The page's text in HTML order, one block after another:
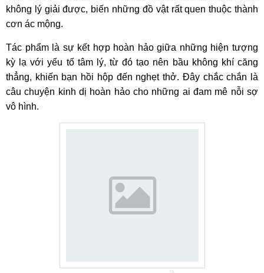
không lý giải được, biến những đồ vật rất quen thuộc thành
cơn ác mộng.
Tác phẩm là sự kết hợp hoàn hảo giữa những hiện tượng
kỳ lạ với yếu tố tâm lý, từ đó tạo nên bầu không khí căng
thẳng, khiến bạn hồi hộp đến nghẹt thở. Đây chắc chắn là
câu chuyện kinh dị hoàn hảo cho những ai đam mê nỗi sợ
vô hình.